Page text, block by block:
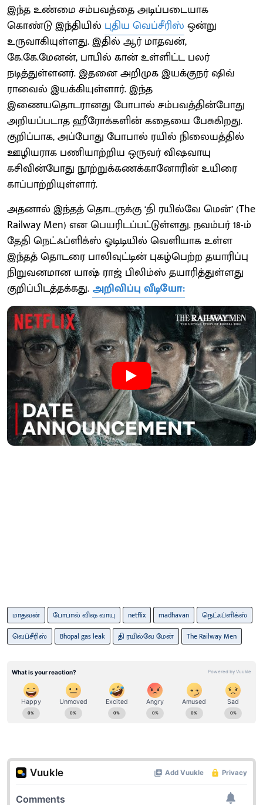
இந்த உண்மை சம்பவத்தை அடிப்படையாக
கொண்டு இந்தியில் புதிய வெப்சீரிஸ் ஒன்று
உருவாகியுள்ளது. இதில் ஆர் மாதவன்,
கே.கே.மேனன், பாபில் கான் உள்ளிட்ட பலர்
நடித்துள்ளனர். இதனை அறிமுக இயக்குநர் ஷிவ்
ராவைல் இயக்கியுள்ளார். இந்த
இணையதொடரானது போபால் சம்பவத்தின்போது
அறியப்படாத ஹீரோக்களின் கதையை பேசுகிறது.
குறிப்பாக, அப்போது போபால் ரயில் நிலையத்தில்
ஊழியராக பணியாற்றிய ஒருவர் விஷவாயு
கசிவின்போது நூற்றுக்கணக்கானோரின் உயிரை
காப்பாற்றியுள்ளார்.
அதனால் இந்தத் தொடருக்கு ‘தி ரயில்வே மென்’ (The
Railway Men) என பெயரிடப்பட்டுள்ளது. நவம்பர் 18-ம்
தேதி நெட்ஃப்ளிக்ஸ் ஓடிடியில் வெளியாக உள்ள
இந்தத் தொடரை பாலிவுட்டின் புகழ்பெற்ற தயாரிப்பு
நிறுவனமான யாஷ் ராஜ் பிலிம்ஸ் தயாரித்துள்ளது
குறிப்பிடத்தக்கது. அறிவிப்பு வீடியோ:
மாதவன் போபால் விஷ வாயு netflix madhavan
நெட்ஃப்ளிக்ஸ்
வெப்சீரிஸ்
Bhopal gas leak தி ரயில்வே மேன் The Railway Men